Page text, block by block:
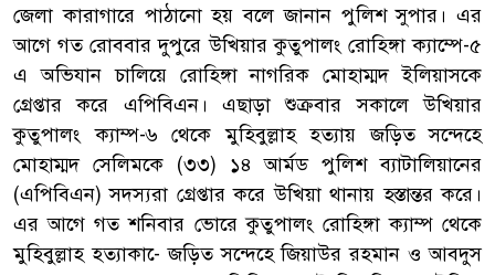
জেলা কারাগারে পাঠানো হয় বলে জানান পুলিশ সুপার। এর
আগে গত রোববার দুপুরে উখিয়ার কুতুপালং রোহিঙ্গা ক্যাম্পে-৫
এ অভিযান চালিয়ে রোহিঙ্গা নাগরিক মোহাম্মদ ইলিয়াসকে
গ্রেপ্তার করে এপিবিএন। এছাড়া শুক্রবার সকালে উখিয়ার
কুতুপালং ক্যাম্প-৬ থেকে মুহিবুল্লাহ হত্যায় জড়িত সন্দেহে
মোহাম্মদ সেলিমকে (৩৩) ১৪ আর্মড পুলিশ ব্যাটালিয়ানের
(এপিবিএন) সদস্যরা গ্রেপ্তার করে উখিয়া থানায় হস্তান্তর করে।
এর আগে গত শনিবার ভোরে কুতুপালং রোহিঙ্গা ক্যাম্প থেকে
মুহিবুল্লাহ হত্যাকা-ে জড়িত সন্দেহে জিয়াউর রহমান ও আবদুস